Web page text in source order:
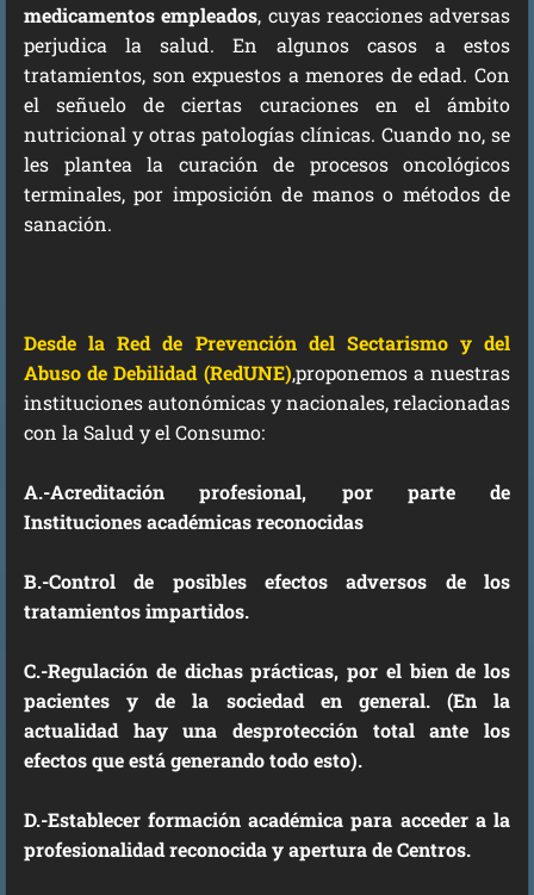
medicamentos empleados, cuyas reacciones adversas
perjudica la salud. En algunos casos a estos
tratamientos, son expuestos a menores de edad. Con
el señuelo de ciertas curaciones en el ámbito
nutricional y otras patologías clínicas. Cuando no, se
les plantea la curación de procesos oncológicos
terminales, por imposición de manos o métodos de
sanación.
Desde la Red de Prevención del Sectarismo y del
Abuso de Debilidad (RedUNE),proponemos a nuestras
instituciones autonómicas y nacionales, relacionadas
con la Salud y el Consumo:
A.-Acreditación profesional, por parte de
Instituciones académicas reconocidas
B.-Control de posibles efectos adversos de los
tratamientos impartidos.
C.-Regulación de dichas prácticas, por el bien de los
pacientes y de la sociedad en general. (En la
actualidad hay una desprotección total ante los
efectos que está generando todo esto).
D.-Establecer formación académica para acceder a la
profesionalidad reconocida y apertura de Centros.